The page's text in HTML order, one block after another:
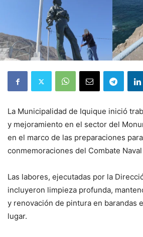
La Municipalidad de Iquique inició
y mejoramiento en el sector del
en el marco de las preparaciones
conmemoraciones del Combate
Las labores, ejecutadas por la
incluyeron limpieza profunda,
y renovación de pintura en barandas
lugar.